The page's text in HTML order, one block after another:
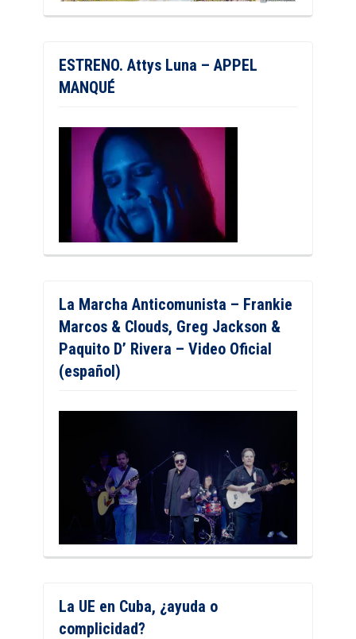
ESTRENO. Attys Luna – APPEL
MANQUÉ
La Marcha Anticomunista – Frankie
Marcos & Clouds, Greg Jackson &
Paquito D’ Rivera – Video Oficial
(español)
La UE en Cuba, ¿ayuda o
complicidad?